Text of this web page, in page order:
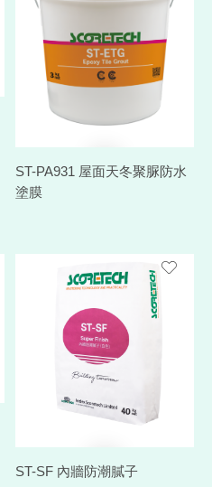
ST-PA931 屋面天冬聚脲防水
塗膜
ST-SF 內牆防潮膩子